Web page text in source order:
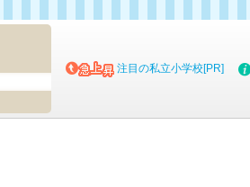
注目の私立小学校[PR]